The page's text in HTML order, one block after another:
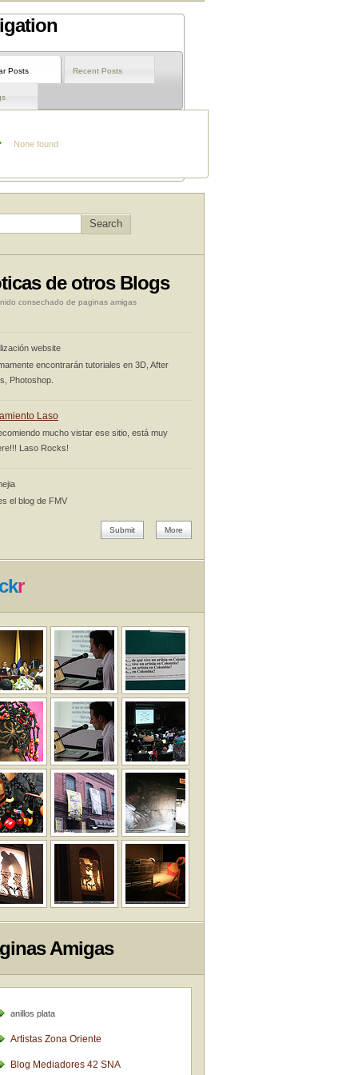
Posts Recent Posts
None found
de otros Blogs
consechado de paginas amigas
website
encontrarán tutoriales en 3D, After
Photoshop.
Laso
mucho vistar ese sitio, está muy
Laso Rocks!
el blog de FMV
More
Submit
r
Amigas
anillos plata
Artistas Zona Oriente
Blog Mediadores 42 SNA